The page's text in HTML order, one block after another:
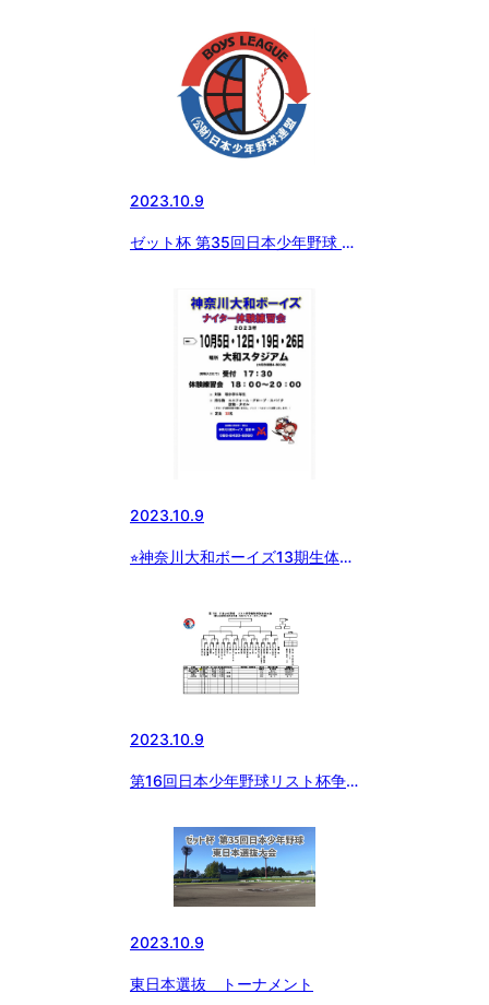
2023.10.9
ゼット杯 第35回日本少年野球 東
2023.10.9
⭐︎神奈川大和ボーイズ13期生体験
2023.10.9
第16回日本少年野球リスト杯争
2023.10.9
東日本選抜 トーナメント